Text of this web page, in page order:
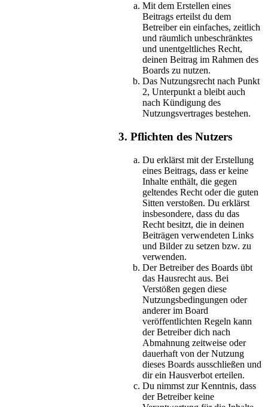
Mit dem Erstellen eines
Beitrags erteilst du dem
Betreiber ein einfaches, zeitlich
und räumlich unbeschränktes
und unentgeltliches Recht,
deinen Beitrag im Rahmen des
Boards zu nutzen.
Das Nutzungsrecht nach Punkt
2, Unterpunkt a bleibt auch
nach Kündigung des
Nutzungsvertrages bestehen.
3. Pflichten des Nutzers
Du erklärst mit der Erstellung
eines Beitrags, dass er keine
Inhalte enthält, die gegen
geltendes Recht oder die guten
Sitten verstoßen. Du erklärst
insbesondere, dass du das
Recht besitzt, die in deinen
Beiträgen verwendeten Links
und Bilder zu setzen bzw. zu
verwenden.
Der Betreiber des Boards übt
das Hausrecht aus. Bei
Verstößen gegen diese
Nutzungsbedingungen oder
anderer im Board
veröffentlichten Regeln kann
der Betreiber dich nach
Abmahnung zeitweise oder
dauerhaft von der Nutzung
dieses Boards ausschließen und
dir ein Hausverbot erteilen.
Du nimmst zur Kenntnis, dass
der Betreiber keine